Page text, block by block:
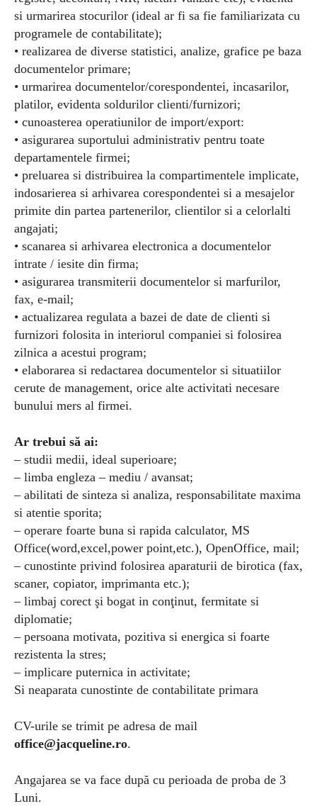
si urmarirea stocurilor (ideal ar fi sa fie familiarizata cu
programele de contabilitate);
• realizarea de diverse statistici, analize, grafice pe baza
documentelor primare;
• urmarirea documentelor/corespondentei, incasarilor,
platilor, evidenta soldurilor clienti/furnizori;
• cunoasterea operatiunilor de import/export:
• asigurarea suportului administrativ pentru toate
departamentele firmei;
• preluarea si distribuirea la compartimentele implicate,
indosarierea si arhivarea corespondentei si a mesajelor
primite din partea partenerilor, clientilor si a celorlalti
angajati;
• scanarea si arhivarea electronica a documentelor
intrate / iesite din firma;
• asigurarea transmiterii documentelor si marfurilor,
fax, e-mail;
• actualizarea regulata a bazei de date de clienti si
furnizori folosita in interiorul companiei si folosirea
zilnica a acestui program;
• elaborarea si redactarea documentelor si situatiilor
cerute de management, orice alte activitati necesare
bunului mers al firmei.
Ar trebui să ai:
– studii medii, ideal superioare;
– limba engleza – mediu / avansat;
– abilitati de sinteza si analiza, responsabilitate maxima
si atentie sporita;
– operare foarte buna si rapida calculator, MS
Office(word,excel,power point,etc.), OpenOffice, mail;
– cunostinte privind folosirea aparaturii de birotica (fax,
scaner, copiator, imprimanta etc.);
– limbaj corect şi bogat in conţinut, fermitate si
diplomatie;
– persoana motivata, pozitiva si energica si foarte
rezistenta la stres;
– implicare puternica in activitate;
Si neaparata cunostinte de contabilitate primara
CV-urile se trimit pe adresa de mail
office@jacqueline.ro.
Angajarea se va face după cu perioada de proba de 3
Luni.